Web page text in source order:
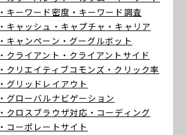
・キーワード密度 ・キーワード調査
・キャッシュ ・キャプチャ ・キャリア
・キャンペーン ・グーグルボット
・クライアント ・クライアントサイド
・クリエイティブコモンズ ・クリック率
・グリッドレイアウト
・グローバルナビゲーション
・クロスブラウザ対応 ・コーディング
・コーポレートサイト